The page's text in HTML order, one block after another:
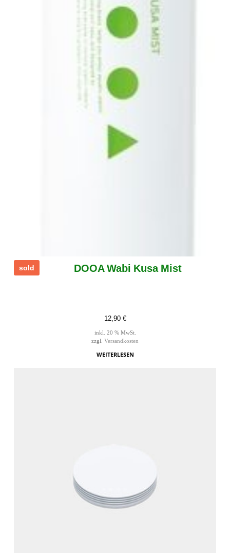
sold DOOA Wabi Kusa Mist
12,90 €
inkl. 20 % MwSt.
zzgl. Versandkosten
WEITERLESEN